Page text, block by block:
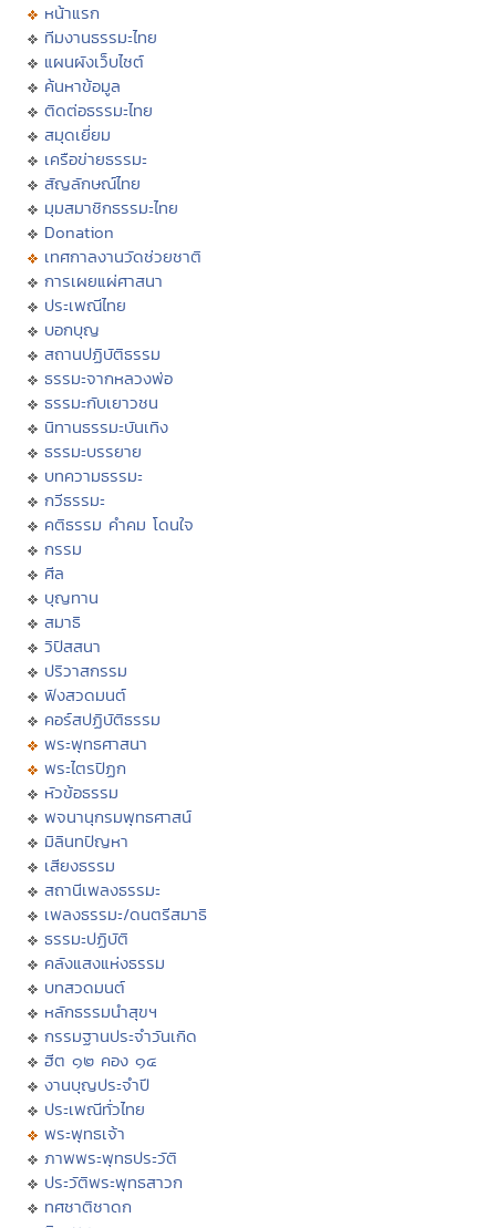
หน้าแรก
ทีมงานธรรมะไทย
แผนผังเว็บไซต์
ค้นหาข้อมูล
ติดต่อธรรมะไทย
สมุดเยี่ยม
เครือข่ายธรรมะ
สัญลักษณ์ไทย
มุมสมาชิกธรรมะไทย
Donation
เทศกาลงานวัดช่วยชาติ
การเผยแผ่ศาสนา
ประเพณีไทย
บอกบุญ
สถานปฏิบัติธรรม
ธรรมะจากหลวงพ่อ
ธรรมะกับเยาวชน
นิทานธรรมะบันเทิง
ธรรมะบรรยาย
บทความธรรมะ
กวีธรรมะ
คติธรรม คำคม โดนใจ
กรรม
ศีล
บุญทาน
สมาธิ
วิปัสสนา
ปริวาสกรรม
ฟังสวดมนต์
คอร์สปฏิบัติธรรม
พระพุทธศาสนา
พระไตรปิฏก
หัวข้อธรรม
พจนานุกรมพุทธศาสน์
มิลินทปัญหา
เสียงธรรม
สถานีเพลงธรรมะ
เพลงธรรมะ/ดนตรีสมาธิ
ธรรมะปฏิบัติ
คลังแสงแห่งธรรม
บทสวดมนต์
หลักธรรมนำสุขฯ
กรรมฐานประจำวันเกิด
ฮีต ๑๒ คอง ๑๔
งานบุญประจำปี
ประเพณีทั่วไทย
พระพุทธเจ้า
ภาพพระพุทธประวัติ
ประวัติพระพุทธสาวก
ทศชาติชาดก